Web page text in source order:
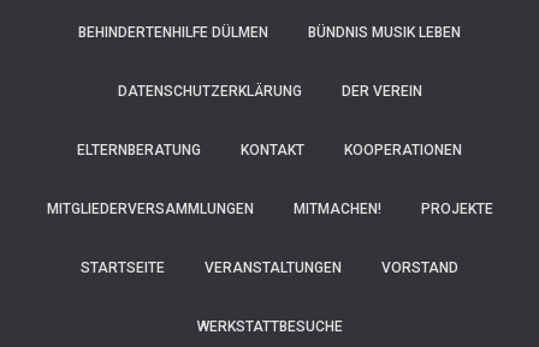
BEHINDERTENHILFE DÜLMEN BÜNDNIS MUSIK LEBEN
DATENSCHUTZERKLÄRUNG DER VEREIN
ELTERNBERATUNG KONTAKT KOOPERATIONEN
MITGLIEDERVERSAMMLUNGEN MITMACHEN! PROJEKTE
STARTSEITE VERANSTALTUNGEN VORSTAND
WERKSTATTBESUCHE